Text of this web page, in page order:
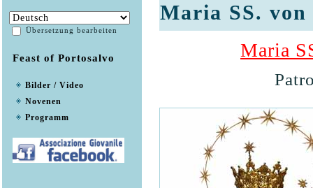
Übersetzung bearbeiten
Feast of Portosalvo
Bilder / Video
Novenen
Programm
Maria SS.
Maria